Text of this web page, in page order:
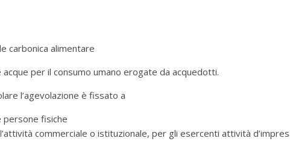
carbonica alimentare
per il consumo umano erogate da acquedotti.
l’agevolazione è fissato a
persone fisiche
commerciale o istituzionale, per gli esercenti attività